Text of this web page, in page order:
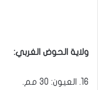
ولاية الحوض الغربي:
16. العيون: 30 مم.